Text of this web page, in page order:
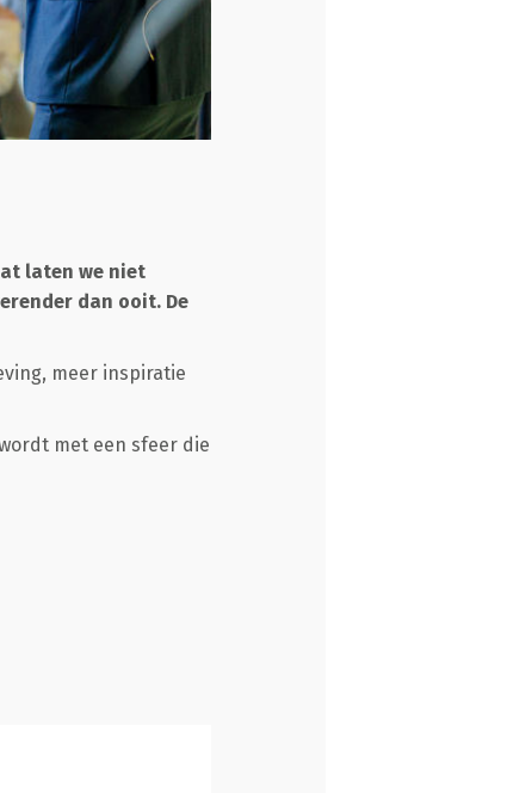
laten we niet
dan ooit. De
meer inspiratie
met een sfeer die